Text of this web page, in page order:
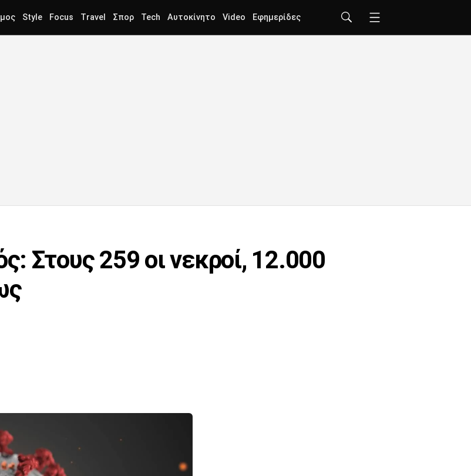
Style Focus Travel Σπορ Tech Αυτοκίνητο Video Εφημερίδες
Στους 259 οι νεκροί, 12.000